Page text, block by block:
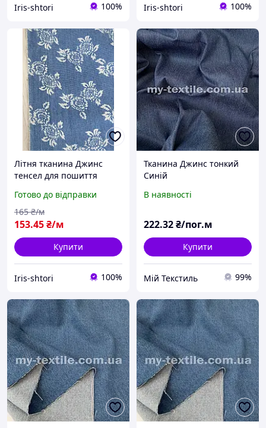
Iris-shtori 100% Iris-shtori 100%
Літня тканина Джинс
тенсел для пошиття
білі квіточки на синьому
тлі. Не стрейч.
Готово до відправки
153.45₴/м
165 ₴/м
Купити
Iris-shtori 100%
Тканина Джинс тонкий
Синій
В наявності
222.32₴/пог.м
Купити
Мій Текстиль 99%